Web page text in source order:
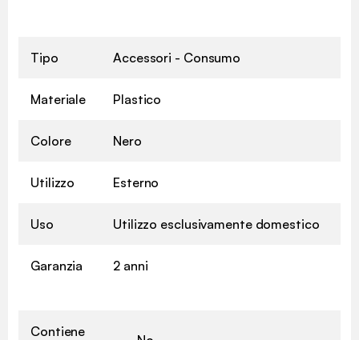
Tipo Accessori - Consumo
Materiale Plastico
Colore Nero
Utilizzo Esterno
Uso Utilizzo esclusivamente domestico
Garanzia 2 anni
Contiene